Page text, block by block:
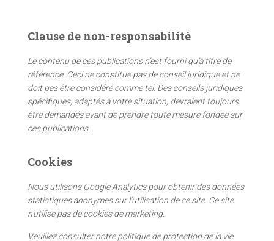
r
h
e
r
:
Clause de non-responsabilité
Le contenu de ces publications n’est fourni qu’à titre de
référence. Ceci ne constitue pas de conseil juridique et ne
doit pas être considéré comme tel. Des conseils juridiques
spécifiques, adaptés à votre situation, devraient toujours
être demandés avant de prendre toute mesure fondée sur
ces publications.
Cookies
Nous utilisons Google Analytics pour obtenir des données
statistiques anonymes sur l’utilisation de ce site. Ce site
n’utilise pas de cookies de marketing.
Veuillez consulter notre politique de protection de la vie